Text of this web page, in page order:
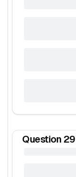
Question 29